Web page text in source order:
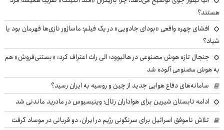
هستند؟
افشای چهره واقعی «بودای جادویی» در یک فیلم؛ ماساژور نازی‌ها قهرمان بود یا
شیاد؟
جنجال تازه هوش مصنوعی در هالیوود؛ الی راث اعتراف کرد: «بستنی‌فروش» هم
به هوش مصنوعی آلوده شد
سامانه‌های دفاع هوایی جدید از چین و روسیه به ایران رسید؟
ادامه تابستان شیرین برای هواداران رئال؛ وینیسیوس در مادرید ماندنی شد
تلاش ناموفق اسرائیل برای سرنگونی رژیم در ایران، دو قربانی در موساد گرفت